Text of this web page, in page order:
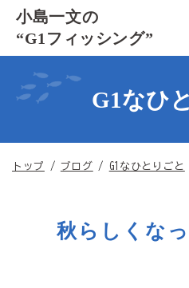
このページの本文へ
小島一文の
“G1フィッシング”
G1なひ
現
トップ / ブログ / G1なひとりごと
秋らしくな